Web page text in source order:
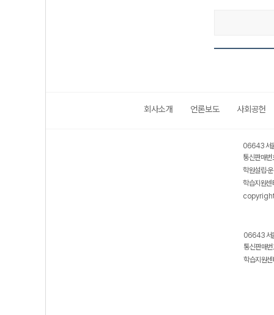
회사소개 언론보도 사회공헌
06643 서
통신판매
학원설립·
학습지원
06643 서
통신판매
학습지원